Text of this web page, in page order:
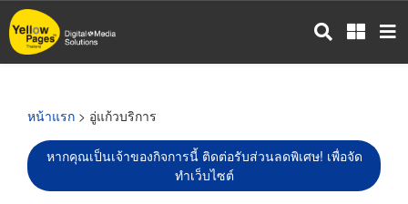
ข้าม
ไป
หน้าแรก > อู่แก้วบริการ
หากคุณเป็นเจ้าของกิจการนี้ ติดต่อรับส่วนลดพิเศษ! เพื่อจัด
ทำเว็บไซต์